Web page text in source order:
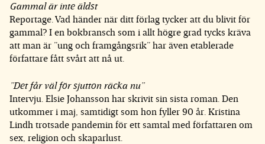
Gammal är inte äldst
Reportage. Vad händer när ditt förlag tycker att du blivit för
gammal? I en bokbransch som i allt högre grad tycks kräva
att man är ”ung och framgångsrik” har även etablerade
författare fått svårt att nå ut.
”Det får väl för sjutton räcka nu”
Intervju. Elsie Johansson har skrivit sin sista roman. Den
utkommer i maj, samtidigt som hon fyller 90 år. Kristina
Lindh trotsade pandemin för ett samtal med författaren om
sex, religion och skaparlust.